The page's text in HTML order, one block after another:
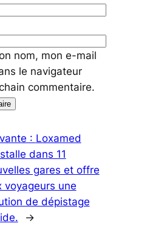
nom, mon e-mail
le navigateur
commentaire.
: Loxamed
dans 11
gares et offre
voyageurs une
de dépistage
→